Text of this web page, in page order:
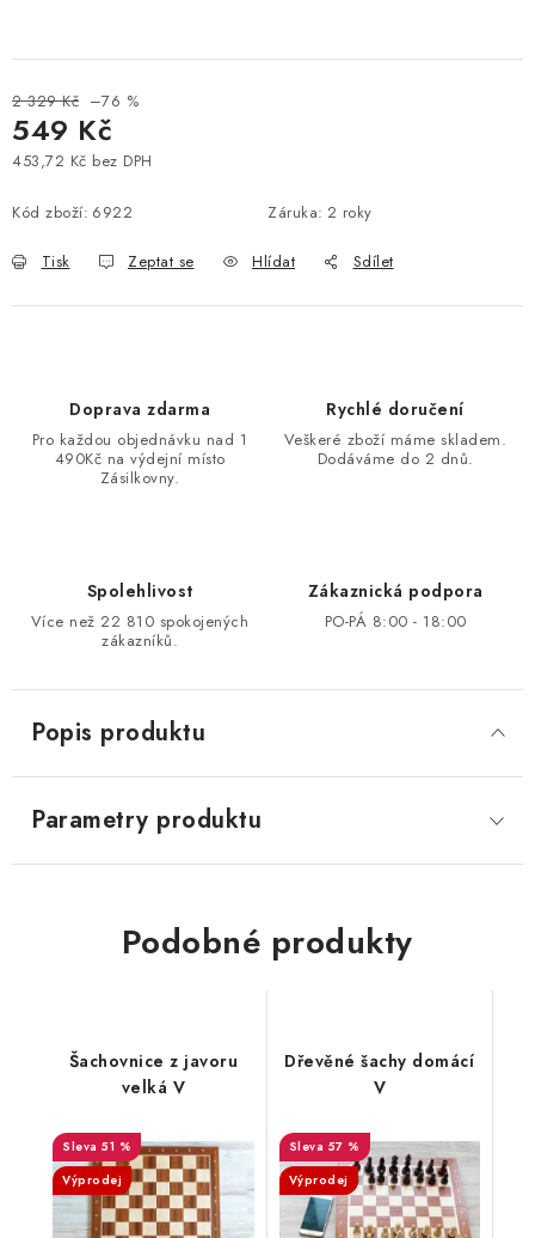
2 329 Kč –76 %
549 Kč
453,72 Kč bez DPH
Kód zboží: 6922 Záruka: 2 roky
Tisk Zeptat se Hlídat Sdílet
Doprava zdarma
Pro každou objednávku nad 1
490Kč na výdejní místo
Zásilkovny.
Rychlé doručení
Veškeré zboží máme skladem.
Dodáváme do 2 dnů.
Spolehlivost
Více než 22 810 spokojených
zákazníků.
Zákaznická podpora
PO-PÁ 8:00 - 18:00
Popis produktu
Parametry produktu
Podobné produkty
Šachovnice z javoru
velká V
51 %
Výprodej
Dřevěné šachy domácí
V
57 %
Výprodej